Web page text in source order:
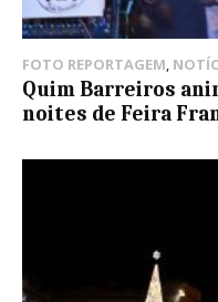
FOTO REPORTAGEM,
Quim Barreiros
noites de Feira